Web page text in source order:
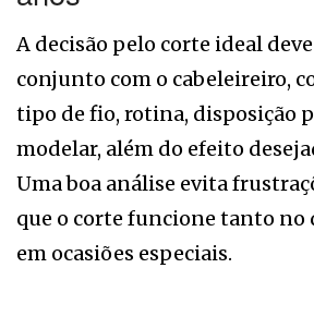
A decisão pelo corte ideal
conjunto com o cabeleireiro,
tipo de fio, rotina, disposição
modelar, além do efeito
Uma boa análise evita
que o corte funcione tanto no
em ocasiões especiais.